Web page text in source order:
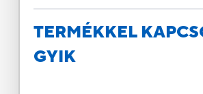
TERMÉKKEL
GYIK